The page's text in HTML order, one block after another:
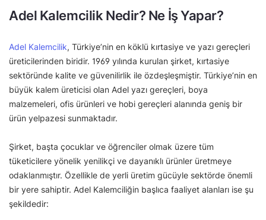
Adel Kalemcilik Nedir? Ne İş Yapar?
Adel Kalemcilik, Türkiye’nin en köklü kırtasiye ve yazı gereçleri
üreticilerinden biridir. 1969 yılında kurulan şirket, kırtasiye
sektöründe kalite ve güvenilirlik ile özdeşleşmiştir. Türkiye’nin en
büyük kalem üreticisi olan Adel yazı gereçleri, boya
malzemeleri, ofis ürünleri ve hobi gereçleri alanında geniş bir
ürün yelpazesi sunmaktadır.
Şirket, başta çocuklar ve öğrenciler olmak üzere tüm
tüketicilere yönelik yenilikçi ve dayanıklı ürünler üretmeye
odaklanmıştır. Özellikle de yerli üretim gücüyle sektörde önemli
bir yere sahiptir. Adel Kalemciliğin başlıca faaliyet alanları ise şu
şekildedir: